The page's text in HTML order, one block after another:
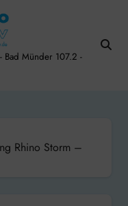
Bad Münder 107.2 -
Rhino Storm –